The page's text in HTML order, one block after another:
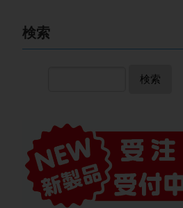
検索
検索